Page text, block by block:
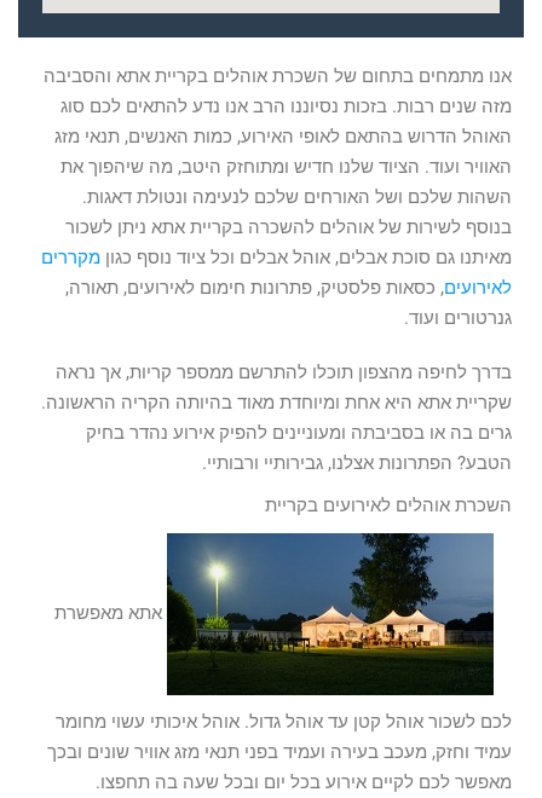
אנו מתמחים בתחום של השכרת אוהלים בקריית אתא והסביבה
מזה שנים רבות. בזכות נסיוננו הרב אנו נדע להתאים לכם סוג
האוהל הדרוש בהתאם לאופי האירוע, כמות האנשים, תנאי מזג
האוויר ועוד. הציוד שלנו חדיש ומתוחזק היטב, מה שיהפוך את
השהות שלכם ושל האורחים שלכם לנעימה ונטולת דאגות.
בנוסף לשירות של אוהלים להשכרה בקריית אתא ניתן לשכור
מאיתנו גם סוכת אבלים, אוהל אבלים וכל ציוד נוסף כגון מקררים
לאירועים, כסאות פלסטיק, פתרונות חימום לאירועים, תאורה,
גנרטורים ועוד.
בדרך לחיפה מהצפון תוכלו להתרשם ממספר קריות, אך נראה
שקריית אתא היא אחת ומיוחדת מאוד בהיותה הקריה הראשונה.
גרים בה או בסביבתה ומעוניינים להפיק אירוע נהדר בחיק
הטבע? הפתרונות אצלנו, גבירותיי ורבותיי.
השכרת אוהלים לאירועים בקריית
אתא מאפשרת
לכם לשכור אוהל קטן עד אוהל גדול. אוהל איכותי עשוי מחומר
עמיד וחזק, מעכב בעירה ועמיד בפני תנאי מזג אוויר שונים ובכך
מאפשר לכם לקיים אירוע בכל יום ובכל שעה בה תחפצו.